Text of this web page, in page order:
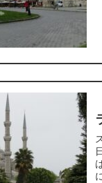
日 私の宿泊したホテル